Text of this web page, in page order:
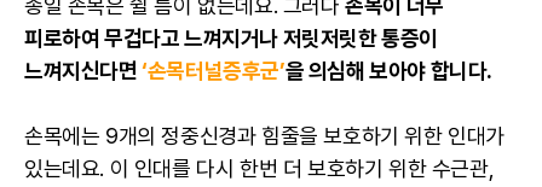
종일 손목은 쉴 틈이 없는데요. 그러다손목이 너무
피로하여 무겁다고 느껴지거나 저릿저릿한 통증이
느껴지신다면‘손목터널증후군’을 의심해 보아야 합니다.
손목에는 9개의 정중신경과 힘줄을 보호하기 위한 인대가
있는데요. 이 인대를 다시 한번 더 보호하기 위한 수근관,